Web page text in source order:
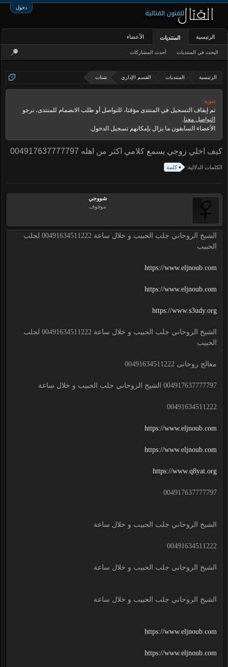
دخول
الرئيسية المنتديات القسم الإداري شتات
تنويه:
تم إيقاف التسجيل في المنتدى مؤقتا، للتواصل أو طلب الانضمام للمنتدى، نرجو
التواصل معنا.
الأعضاء السابقون ما يزال بإمكانهم تسجيل الدخول.
كيف اخلي زوجي يسمع كلامي اكثر من اهله 004917637777797
الكلمات الدلالية: كلمة
شووجي
موقوف
الشيخ الروحاني جلب الحبيب و خلال ساعة 00491634511222 لجلب
الحبيب
https://www.eljnoub.com
https://www.eljnoub.com
https://www.s3udy.org
الشيخ الروحاني جلب الحبيب و خلال ساعة 00491634511222 لجلب
الحبيب
معالج روحانى 00491634511222
004917637777797 الشيخ الروحاني جلب الحبيب و خلال ساعة
00491634511222
https://www.eljnoub.com
https://www.eljnoub.com
https://www.q8yat.org
004917637777797
الشيخ الروحاني جلب الحبيب و خلال ساعة
00491634511222
الشيخ الروحاني جلب الحبيب و خلال ساعة
الشيخ الروحاني جلب الحبيب و خلال ساعة
https://www.eljnoub.com
https://www.eljnoub.com
الرئيسية المنتديات
البحث في المنتديات أحدث المشاركات
الأعضاء